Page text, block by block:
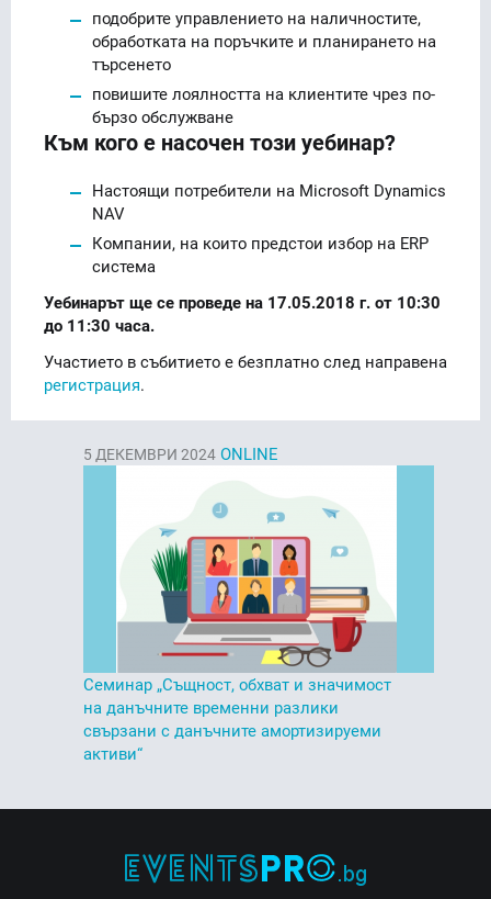
подобрите управлението на наличностите,
обработката на поръчките и планирането на
търсенето
повишите лоялността на клиентите чрез по-
бързо обслужване
Към кого е насочен този уебинар?
Настоящи потребители на Microsoft Dynamics
NAV
Компании, на които предстои избор на ERP
система
Уебинарът ще се проведе на 17.05.2018 г. от 10:30
до 11:30 часа.
Участието в събитието е безплатно след направена
регистрация.
5 ДЕКЕМВРИ 2024 ONLINE
Семинар „Същност, обхват и значимост
на данъчните временни разлики
свързани с данъчните амортизируеми
активи“